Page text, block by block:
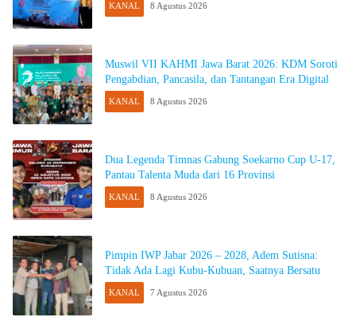
KANAL 8 Agustus 2026
Muswil VII KAHMI Jawa Barat 2026: KDM Soroti
Pengabdian, Pancasila, dan Tantangan Era Digital
KANAL 8 Agustus 2026
Dua Legenda Timnas Gabung Soekarno Cup U-17,
Pantau Talenta Muda dari 16 Provinsi
KANAL 8 Agustus 2026
Pimpin IWP Jabar 2026 – 2028, Adem Sutisna:
Tidak Ada Lagi Kubu-Kubuan, Saatnya Bersatu
KANAL 7 Agustus 2026